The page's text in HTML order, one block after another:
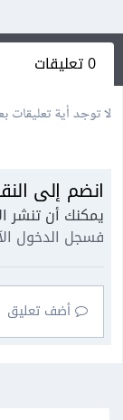
0 تعليقات
لا توجد أية تعليقات
انضم إلى
يمكنك أن تنشر
فسجل الدخول
أضف تعليق